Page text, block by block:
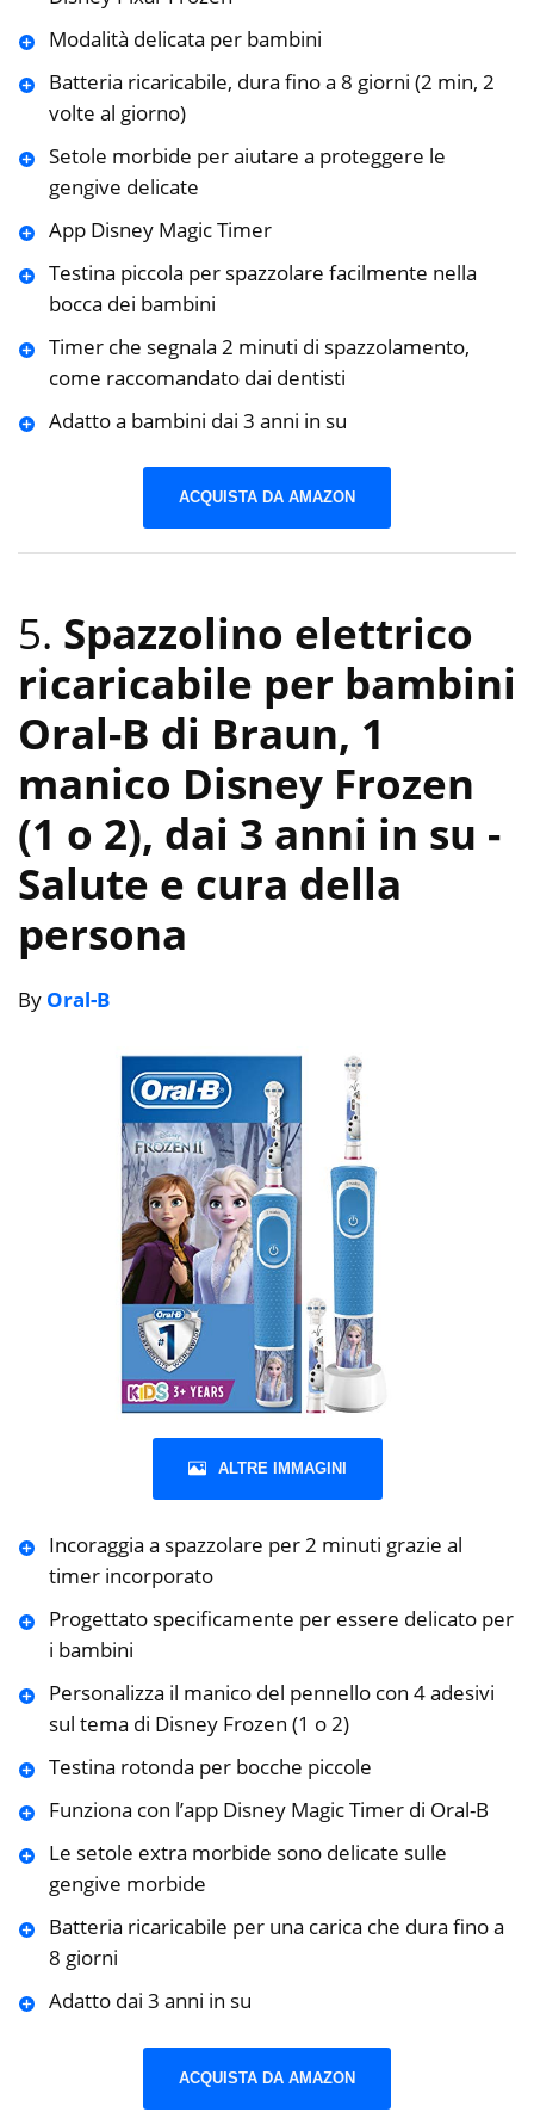
Modalità delicata per bambini
Batteria ricaricabile, dura fino a 8 giorni (2 min, 2
volte al giorno)
Setole morbide per aiutare a proteggere le
gengive delicate
App Disney Magic Timer
Testina piccola per spazzolare facilmente nella
bocca dei bambini
Timer che segnala 2 minuti di spazzolamento,
come raccomandato dai dentisti
Adatto a bambini dai 3 anni in su
ACQUISTA DA AMAZON
5. Spazzolino elettrico
ricaricabile per bambini
Oral-B di Braun, 1
manico Disney Frozen
(1 o 2), dai 3 anni in su -
Salute e cura della
persona
By Oral-B
ALTRE IMMAGINI
Incoraggia a spazzolare per 2 minuti grazie al
timer incorporato
Progettato specificamente per essere delicato per
i bambini
Personalizza il manico del pennello con 4 adesivi
sul tema di Disney Frozen (1 o 2)
Testina rotonda per bocche piccole
Funziona con l’app Disney Magic Timer di Oral-B
Le setole extra morbide sono delicate sulle
gengive morbide
Batteria ricaricabile per una carica che dura fino a
8 giorni
Adatto dai 3 anni in su
ACQUISTA DA AMAZON